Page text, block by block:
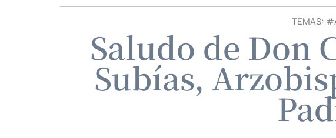
TEMAS: #
Saludo de Don
Subías,